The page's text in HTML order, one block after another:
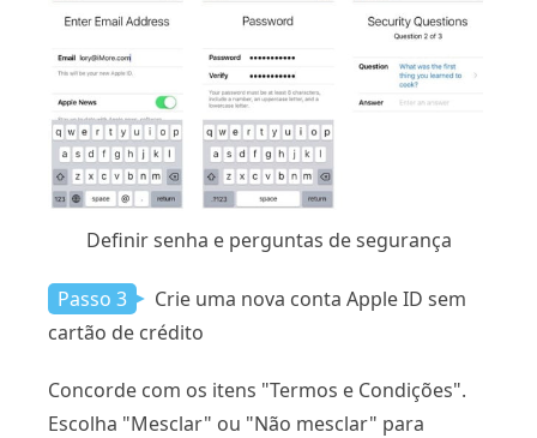
Definir senha e perguntas de segurança
Passo 3
Crie uma nova conta Apple ID sem
cartão de crédito
Concorde com os itens "Termos e Condições".
Escolha "Mesclar" ou "Não mesclar" para